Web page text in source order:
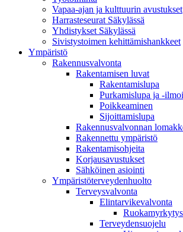
Vapaa-ajan ja kulttuurin avustukset
Harrasteseurat Säkylässä
Yhdistykset Säkylässä
Sivistystoimen kehittämishankkeet
Ympä­ristö
Rakennusvalvonta
Rakentamisen luvat
Rakentamislupa
Purkamislupa ja -
Poikkeaminen
Sijoittamislupa
Rakennusvalvonnan
Rakennettu ympäristö
Rakentamisohjeita
Korjausavustukset
Sähköinen asiointi
Ympäristöterveydenhuolto
Terveysvalvonta
Elintarvikevalvonta
Terveydensuojelu